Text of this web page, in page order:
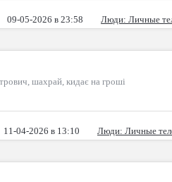
09-05-2026 в 23:58 Люди: Личные
шахрай, кидає на гроші
11-04-2026 в 13:10 Люди: Личные